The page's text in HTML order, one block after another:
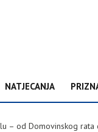
NATJECANJA
– od Domovinskog rata